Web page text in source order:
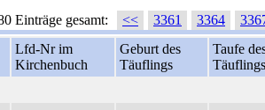
Einträge gesamt: << 3361 3364
Lfd-Nr im
Kirchenbuch
Geburt des
Täuflings
Taufe
Täuflings